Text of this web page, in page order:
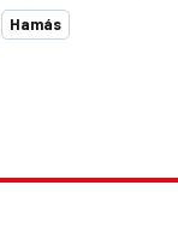
Hamás